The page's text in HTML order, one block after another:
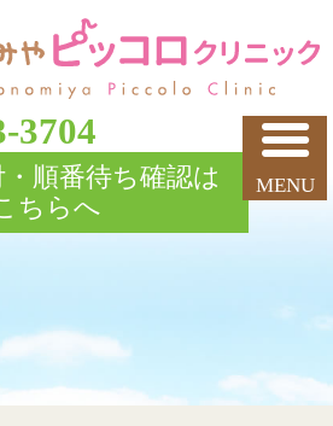
3704
順番待ち確認は
ちらへ